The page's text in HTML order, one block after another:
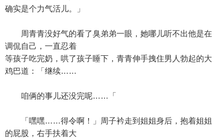
确实是个力气活儿。」
周青青没好气的看了臭弟弟一眼，她哪儿听不出他是在
调侃自己，一直忍着
等孩子吃完奶，哄了孩子睡下，青青伸手拽住男人勃起的大
鸡巴道：「继续……
咱俩的事儿还没完呢……「
「嘿嘿……得令啊！」周子衿走到姐姐身后，抱着姐姐
的屁股，右手扶着大